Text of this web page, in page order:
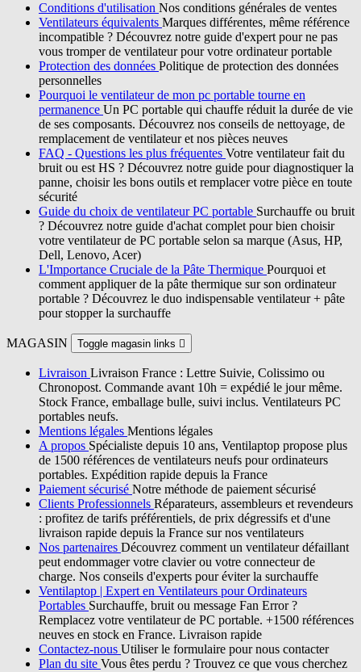
Conditions d'utilisation Nos conditions générales de ventes
Ventilateurs équivalents Marques différentes, même référence
incompatible ? Découvrez notre guide d'expert pour ne pas
vous tromper de ventilateur pour votre ordinateur portable
Protection des données Politique de protection des données
personnelles
Pourquoi le ventilateur de mon pc portable tourne en
permanence Un PC portable qui chauffe réduit la durée de vie
de ses composants. Découvrez nos conseils de nettoyage, de
remplacement de ventilateur et nos pièces neuves
FAQ - Questions les plus fréquentes Votre ventilateur fait du
bruit ou est HS ? Découvrez notre guide pour diagnostiquer la
panne, choisir les bons outils et remplacer votre pièce en toute
sécurité
Guide du choix de ventilateur PC portable Surchauffe ou bruit
? Découvrez notre guide d'achat complet pour bien choisir
votre ventilateur de PC portable selon sa marque (Asus, HP,
Dell, Lenovo, Acer)
L'Importance Cruciale de la Pâte Thermique Pourquoi et
comment appliquer de la pâte thermique sur son ordinateur
portable ? Découvrez le duo indispensable ventilateur + pâte
pour stopper la surchauffe
MAGASIN Toggle magasin links 
Livraison Livraison France : Lettre Suivie, Colissimo ou
Chronopost. Commande avant 10h = expédié le jour même.
Stock France, emballage bulle, suivi inclus. Ventilateurs PC
portables neufs.
Mentions légales Mentions légales
A propos Spécialiste depuis 10 ans, Ventilaptop propose plus
de 1500 références de ventilateurs neufs pour ordinateurs
portables. Expédition rapide depuis la France
Paiement sécurisé Notre méthode de paiement sécurisé
Clients Professionnels Réparateurs, assembleurs et revendeurs
: profitez de tarifs préférentiels, de prix dégressifs et d'une
livraison rapide depuis la France sur nos ventilateurs
Nos partenaires Découvrez comment un ventilateur défaillant
peut endommager votre clavier ou votre connecteur de
charge. Nos conseils d'experts pour éviter la surchauffe
Ventilaptop | Expert en Ventilateurs pour Ordinateurs
Portables Surchauffe, bruit ou message Fan Error ?
Remplacez votre ventilateur de PC portable. +1500 références
neuves en stock en France. Livraison rapide
Contactez-nous Utiliser le formulaire pour nous contacter
Plan du site Vous êtes perdu ? Trouvez ce que vous cherchez